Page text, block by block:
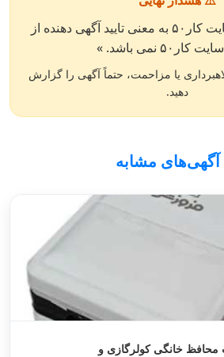
« انتشار آگهی در سایت کار۵۰ به معنی تایید آگهی دهنده از
نمی باشد. »
یا مزاحمت، حتماً آگهی را گزارش
دهید.
آگهی‌های مشابه
خانگی کولرگازی و